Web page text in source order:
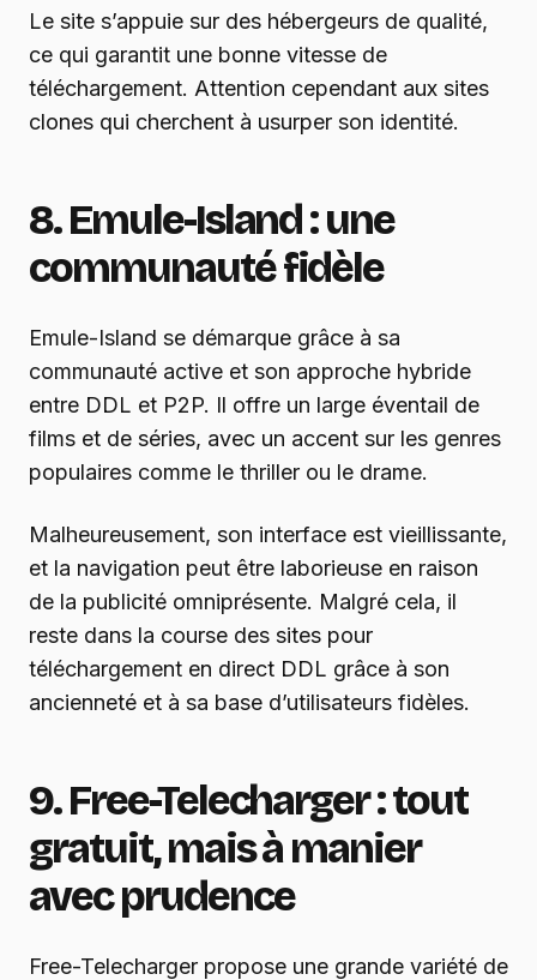
Le site s’appuie sur des hébergeurs de qualité,
ce qui garantit une bonne vitesse de
téléchargement. Attention cependant aux sites
clones qui cherchent à usurper son identité.
8. Emule-Island : une
communauté fidèle
Emule-Island se démarque grâce à sa
communauté active et son approche hybride
entre DDL et P2P. Il offre un large éventail de
films et de séries, avec un accent sur les genres
populaires comme le thriller ou le drame.
Malheureusement, son interface est vieillissante,
et la navigation peut être laborieuse en raison
de la publicité omniprésente. Malgré cela, il
reste dans la course des sites pour
téléchargement en direct DDL grâce à son
ancienneté et à sa base d’utilisateurs fidèles.
9. Free-Telecharger : tout
gratuit, mais à manier
avec prudence
Free-Telecharger propose une grande variété de